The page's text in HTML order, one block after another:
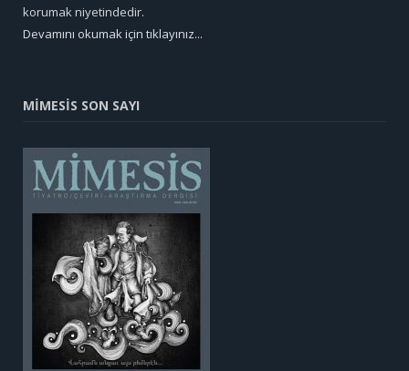
korumak niyetindedir.
Devamını okumak için tıklayınız...
MİMESİS SON SAYI